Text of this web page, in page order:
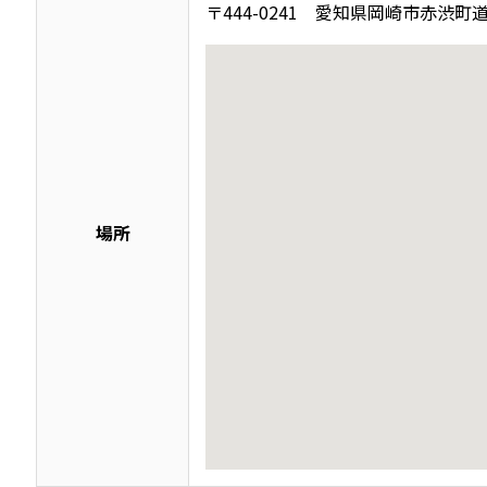
場所
〒444-0241 愛知県岡崎市赤渋町